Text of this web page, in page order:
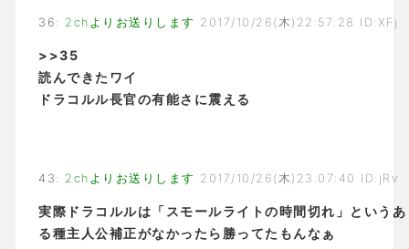
36 : 2chよりお送りします 2017/10/26(木)22:57:28 ID:XFj
>>35
読んできたワイ
ドラコルル長官の有能さに震える
43 : 2chよりお送りします 2017/10/26(木)23:07:40 ID:jRv
実際ドラコルルは「スモールライトの時間切れ」というあ
る種主人公補正がなかったら勝ってたもんなぁ